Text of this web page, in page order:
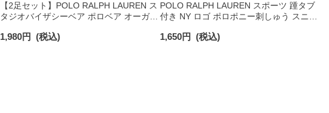
【2足セット】POLO RALPH LAUREN ス
タジオバイザシーベア ポロベア オーガニ
ンズ レディース 92009650
1,980円 (税込)
POLO RALPH LAUREN スポーツ 踵タブ
付き NY ロゴ ポロポニー刺しゅう スニー
ソックス 02022328
1,650円 (税込)